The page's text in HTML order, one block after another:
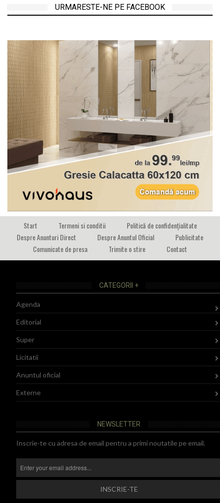
URMARESTE-NE PE FACEBOOK
Start Termeni si conditii
Politică de confidențialitate
Despre Anunturi Direct
Despre Anuntul Oficial
Publicitate
Comunicate de presa
Trimite o stire Contact
CATEGORII +
Agenda
Editorial
Super
Licitatii
Anuntul oficial
Externe
NEWSLETTER
Inscrie-te cu adresa de email pentru a primi noutatile pe email.